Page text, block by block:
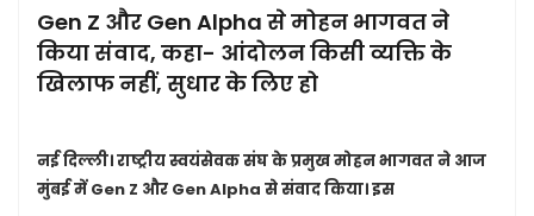
Gen Z और Gen Alpha से मोहन भागवत ने
किया संवाद, कहा- आंदोलन किसी व्यक्ति के
खिलाफ नहीं, सुधार के लिए हो
नई दिल्ली।राष्ट्रीय स्वयंसेवक संघ के प्रमुख मोहन भागवत ने आज
मुंबई में Gen Z और Gen Alpha से संवाद किया। इस